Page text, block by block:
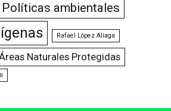
Políticas ambientales
Rafael López Aliaga
Naturales Protegidas